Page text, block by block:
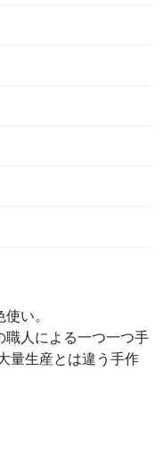
い。
職人による一つ一つ手
量生産とは違う手作